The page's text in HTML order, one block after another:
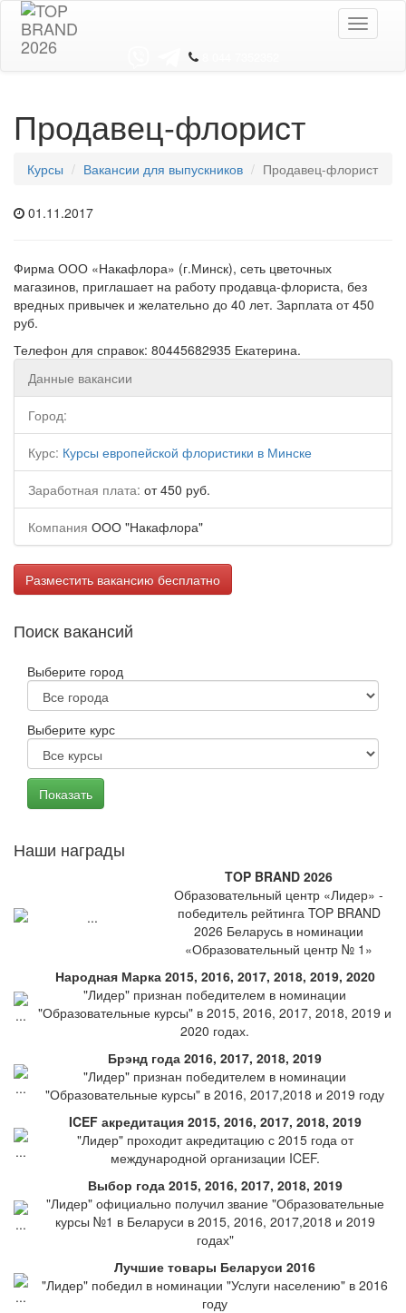
Toggle
Продавец-флорист
Курсы Вакансии для выпускников Продавец-флорист
01.11.2017
Фирма ООО «Накафлора» (г.Минск), сеть цветочных
магазинов, приглашает на работу продавца-флориста, без
вредных привычек и желательно до 40 лет. Зарплата от 450
руб.
Телефон для справок: 80445682935​ Екатерина.
Данные вакансии
Город:
Курс: Курсы европейской флористики в Минске
Заработная плата: от 450 руб.
Компания ООО "Накафлора"
Разместить вакансию бесплатно
Поиск вакансий
Выберите город
Выберите курс
Наши награды
TOP BRAND 2026
Образовательный центр «Лидер» -
победитель рейтинга TOP BRAND
2026 Беларусь в номинации
«Образовательный центр № 1»
Народная Марка 2015, 2016, 2017, 2018, 2019, 2020
"Лидер" признан победителем в номинации
"Образовательные курсы" в 2015, 2016, 2017, 2018, 2019 и
2020 годах.
Брэнд года 2016, 2017, 2018, 2019
"Лидер" признан победителем в номинации
"Образовательные курсы" в 2016, 2017,2018 и 2019 году
ICEF акредитация 2015, 2016, 2017, 2018, 2019
"Лидер" проходит акредитацию с 2015 года от
международной организации ICEF.
Выбор года 2015, 2016, 2017, 2018, 2019
"Лидер" официально получил звание "Образовательные
курсы №1 в Беларуси в 2015, 2016, 2017,2018 и 2019
годах"
Лучшие товары Беларуси 2016
"Лидер" победил в номинации "Услуги населению" в 2016
году